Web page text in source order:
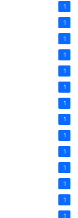
1
1
1
1
1
1
1
1
1
1
1
1
1
1